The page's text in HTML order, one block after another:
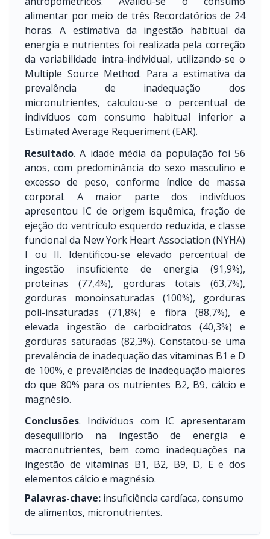
alimentar por meio de três Recordatórios de 24
horas. A estimativa da ingestão habitual da
energia e nutrientes foi realizada pela correção
da variabilidade intra-individual, utilizando-se o
Multiple Source Method. Para a estimativa da
prevalência de inadequação dos
micronutrientes, calculou-se o percentual de
indivíduos com consumo habitual inferior a
Estimated Average Requeriment (EAR).
Resultado. A idade média da população foi 56
anos, com predominância do sexo masculino e
excesso de peso, conforme índice de massa
corporal. A maior parte dos indivíduos
apresentou IC de origem isquêmica, fração de
ejeção do ventrículo esquerdo reduzida, e classe
funcional da New York Heart Association (NYHA)
I ou II. Identificou-se elevado percentual de
ingestão insuficiente de energia (91,9%),
proteínas (77,4%), gorduras totais (63,7%),
gorduras monoinsaturadas (100%), gorduras
poli-insaturadas (71,8%) e fibra (88,7%), e
elevada ingestão de carboidratos (40,3%) e
gorduras saturadas (82,3%). Constatou-se uma
prevalência de inadequação das vitaminas B1 e D
de 100%, e prevalências de inadequação maiores
do que 80% para os nutrientes B2, B9, cálcio e
magnésio.
Conclusões. Indivíduos com IC apresentaram
desequilíbrio na ingestão de energia e
macronutrientes, bem como inadequações na
ingestão de vitaminas B1, B2, B9, D, E e dos
elementos cálcio e magnésio.
Palavras-chave: insuficiência cardíaca, consumo
de alimentos, micronutrientes.